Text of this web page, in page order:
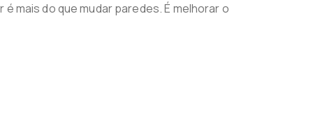
mais do que mudar paredes. É melhorar o